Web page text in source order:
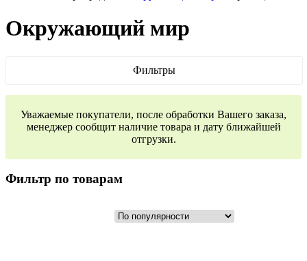
Окружающий мир
Фильтры
Уважаемые покупатели, после обработки Вашего заказа,
менеджер сообщит наличие товара и дату ближайшей
отгрузки.
Фильтр по товарам